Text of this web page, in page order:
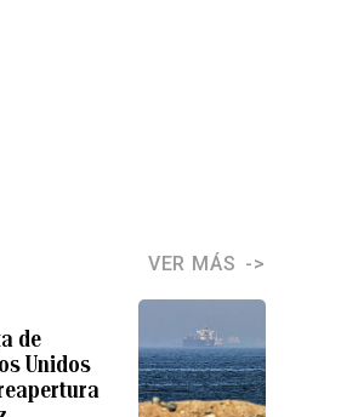
VER MÁS
de
Unidos